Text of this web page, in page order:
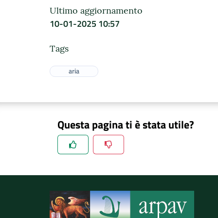
Ultimo aggiornamento
10-01-2025 10:57
Tags
aria
Questa pagina ti è stata utile?
Spiegaci perchè, e aiutaci a migliorare il